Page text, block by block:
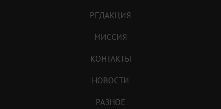
РЕДАКЦИЯ
МИССИЯ
КОНТАКТЫ
НОВОСТИ
РАЗНОЕ